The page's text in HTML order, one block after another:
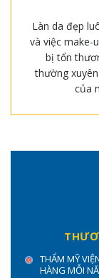
Làn da đẹp
và việc make-
bị tổn
thường
của
THẨM MỸ
HÀNG MỖI